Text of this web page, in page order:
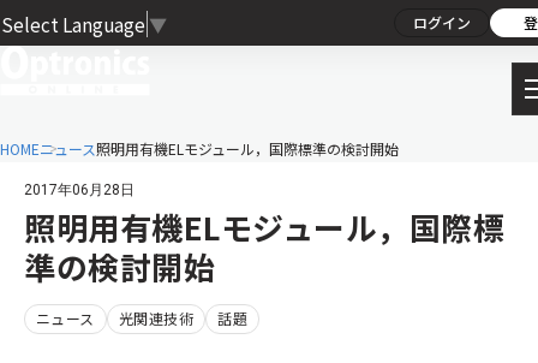
Select Language ▼ ログイン
HOMEニュース照明用有機ELモジュール，国際標準の検討開始
2017年06月28日
照明用有機ELモジュール，国際標
準の検討開始
ニュース 光関連技術 話題